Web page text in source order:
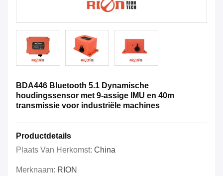
BDA446 Bluetooth 5.1 Dynamische
houdingssensor met 9-assige IMU en 40m
transmissie voor industriële machines
Productdetails
Plaats Van Herkomst: China
Merknaam: RION